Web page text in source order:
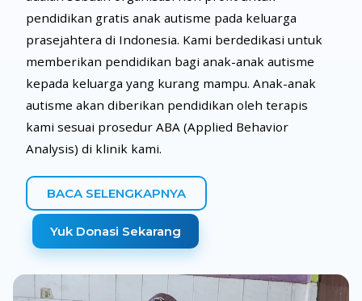
pendidikan gratis anak autisme pada keluarga
prasejahtera di Indonesia. Kami berdedikasi untuk
memberikan pendidikan bagi anak-anak autisme
kepada keluarga yang kurang mampu. Anak-anak
autisme akan diberikan pendidikan oleh terapis
kami sesuai prosedur ABA (Applied Behavior
Analysis) di klinik kami.
BACA SELENGKAPNYA
Yuk Donasi Sekarang